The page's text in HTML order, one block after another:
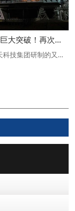
好消息传来！航天科技迎来巨大突破！再次打破国外垄断！
据人民网7月3日报道，中国航天科技集团研制的又一颗新型卫星——高分辨率多模综合成像卫星今日成功发射升空，这是我国首颗民用领域分辨率为亚米级，同时还具有多种敏捷光学成像模式的遥感卫星。这一突破，再次打破了国外对于亚米级分辨率遥感图像的垄断局面。据报道，这颗微信被称为“大美之星”，它主要用于我国对国土及周边区域的高分辨率图像获取，不久的将来主要应用在农业农村、生态环境、自然资源、应急管理、住建、林业和...